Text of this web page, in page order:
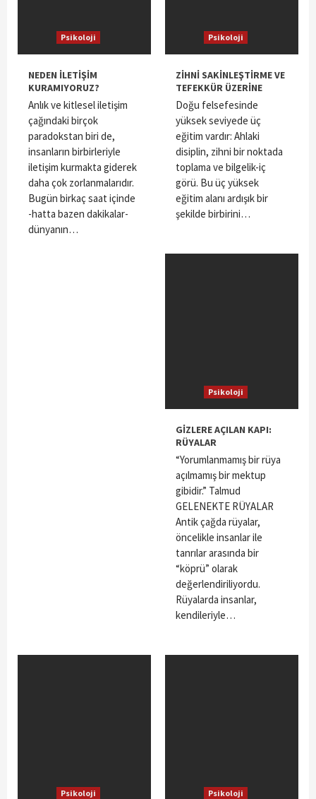
Psikoloji
NEDEN İLETİŞİM
KURAMIYORUZ?
Anlık ve kitlesel iletişim
çağındaki birçok
paradokstan biri de,
insanların birbirleriyle
iletişim kurmakta giderek
daha çok zorlanmalarıdır.
Bugün birkaç saat içinde
-hatta bazen dakikalar-
dünyanın…
Psikoloji
ZİHNİ SAKİNLEŞTİRME VE
TEFEKKÜR ÜZERİNE
Doğu felsefesinde
yüksek seviyede üç
eğitim vardır: Ahlaki
disiplin, zihni bir noktada
toplama ve bilgelik-iç
görü. Bu üç yüksek
eğitim alanı ardışık bir
şekilde birbirini…
Psikoloji
GİZLERE AÇILAN KAPI:
RÜYALAR
“Yorumlanmamış bir rüya
açılmamış bir mektup
gibidir.” Talmud
GELENEKTE RÜYALAR
Antik çağda rüyalar,
öncelikle insanlar ile
tanrılar arasında bir
“köprü” olarak
değerlendiriliyordu.
Rüyalarda insanlar,
kendileriyle…
Psikoloji Psikoloji